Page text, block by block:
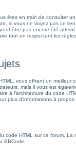
êtes en train de consulter
si vous ne voyez pas ce
être pas encore été
tout en respectant les
vous offrant un meilleur
mais il vous est
à l’architecture du code
plus d’informations à
code HTML sur ce forum.
BBCode.